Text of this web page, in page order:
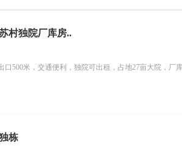
村独院厂库房..
500米，交通便利，独院可出租，占地27亩大院，厂
栋